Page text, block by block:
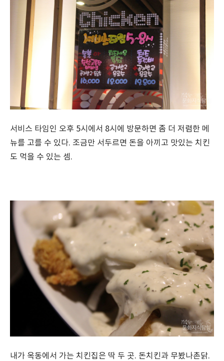
서비스 타임인 오후 5시에서 8시에 방문하면 좀 더 저렴한 메
뉴를 고를 수 있다. 조금만 서두르면 돈을 아끼고 맛있는 치킨
도 먹을 수 있는 셈.
내가 옥동에서 가는 치킨집은 딱 두 곳. 돈치킨과 무봤나촌닭.